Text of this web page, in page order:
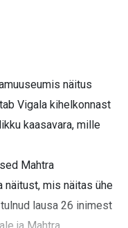
näitus
Vigala kihelkonnast
kaasavara, mille
Mahtra
näitust, mis näitas ühe
lausa 26 inimest